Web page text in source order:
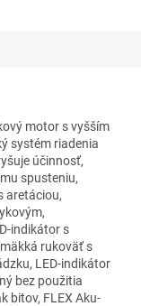
motor s vyšším
systém riadenia
účinnosť,
spusteniu,
aretáciou,
indikátor s
rukoväť s
LED-indikátor
bez použitia
bitov, FLEX Aku-